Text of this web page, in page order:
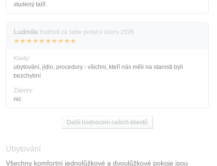
studený talíř.
Ludmila hodnotí za sebe pobyt v únoru 2026
★★★★★★★★★★
Klady:
ubytování, jídlo, procedury - všichni, kteří nás měli na starosti byli
bezchybní
Zápory:
nic
Další hodnocení našich klientů
Ubytování
Všechny komfortní jednolůžkové a dvoulůžkové pokoje jsou